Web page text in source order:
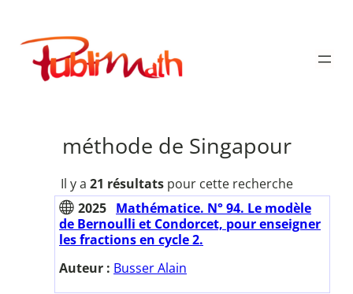
contenu
Publimath
méthode de Singapour
Il y a 21 résultatspour cette recherche
2025 Mathématice. N° 94. Le modèle
de Bernoulli et Condorcet, pour enseigner
les fractions en cycle 2.
Auteur : Busser Alain